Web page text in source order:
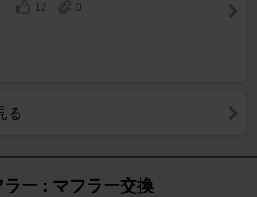
12
0
る
ー : マフラー交換